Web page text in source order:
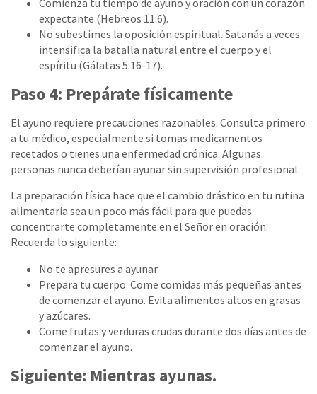
Comienza tu tiempo de ayuno y oración con un corazón
expectante (Hebreos 11:6).
No subestimes la oposición espiritual. Satanás a veces
intensifica la batalla natural entre el cuerpo y el
espíritu (Gálatas 5:16-17).
Paso 4: Prepárate físicamente
El ayuno requiere precauciones razonables. Consulta primero
a tu médico, especialmente si tomas medicamentos
recetados o tienes una enfermedad crónica. Algunas
personas nunca deberían ayunar sin supervisión profesional.
La preparación física hace que el cambio drástico en tu rutina
alimentaria sea un poco más fácil para que puedas
concentrarte completamente en el Señor en oración.
Recuerda lo siguiente:
No te apresures a ayunar.
Prepara tu cuerpo. Come comidas más pequeñas antes
de comenzar el ayuno. Evita alimentos altos en grasas
y azúcares.
Come frutas y verduras crudas durante dos días antes de
comenzar el ayuno.
Siguiente: Mientras ayunas.